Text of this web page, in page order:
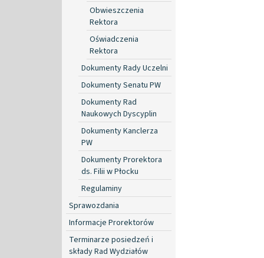
Obwieszczenia
Rektora
Oświadczenia
Rektora
Dokumenty Rady Uczelni
Dokumenty Senatu PW
Dokumenty Rad
Naukowych Dyscyplin
Dokumenty Kanclerza
PW
Dokumenty Prorektora
ds. Filii w Płocku
Regulaminy
Sprawozdania
Informacje Prorektorów
Terminarze posiedzeń i
składy Rad Wydziałów